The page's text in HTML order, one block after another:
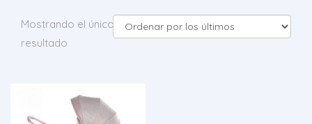
Mostrando el único
resultado